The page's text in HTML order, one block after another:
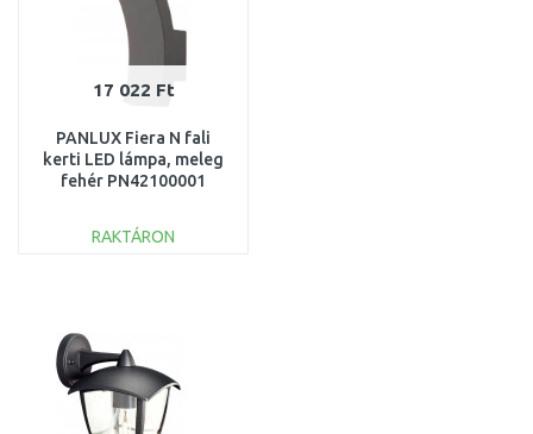
17 022 Ft
PANLUX Fiera N fali
kerti LED lámpa, meleg
fehér PN42100001
RAKTÁRON